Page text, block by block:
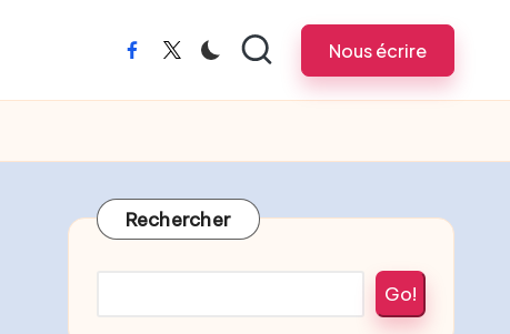
Nous écrire
Rechercher
Go!